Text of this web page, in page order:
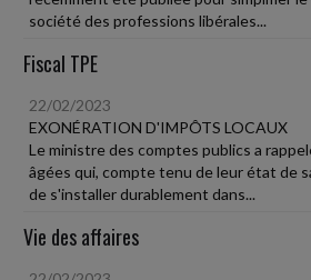
société des professions libérales...
Fiscal TPE
22/02/2023
EXONÉRATION D'IMPÔTS LOCAUX
Le ministre des comptes publics a
âgées qui, compte tenu de leur état de
de s'installer durablement dans...
Vie des affaires